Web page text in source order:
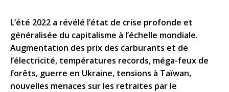
L’été 2022 a révélé l’état de crise profonde et
généralisée du capitalisme à l’échelle mondiale.
Augmentation des prix des carburants et de
l’électricité, températures records, méga-feux de
forêts, guerre en Ukraine, tensions à Taïwan,
nouvelles menaces sur les retraites par le